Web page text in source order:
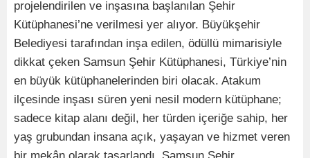
projelendirilen ve inşasına başlanılan Şehir
Kütüphanesi’ne verilmesi yer alıyor. Büyükşehir
Belediyesi tarafından inşa edilen, ödüllü mimarisiyle
dikkat çeken Samsun Şehir Kütüphanesi, Türkiye’nin
en büyük kütüphanelerinden biri olacak. Atakum
ilçesinde inşası süren yeni nesil modern kütüphane;
sadece kitap alanı değil, her türden içeriğe sahip, her
yaş grubundan insana açık, yaşayan ve hizmet veren
bir mekân olarak tasarlandı. Samsun Şehir